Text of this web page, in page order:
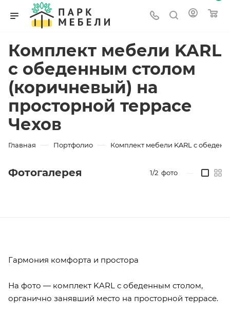
Комплект мебели KARL
с обеденным столом
(коричневый) на
просторной террасе
Чехов
Главная — Портфолио — Комплект мебели KARL с
Фотогалерея 1/2 фото
Гармония комфорта и простора
На фото — комплект KARL с обеденным столом,
органично занявший место на просторной террасе.